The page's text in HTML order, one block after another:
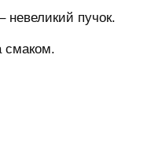
невеликий пучок.
смаком.